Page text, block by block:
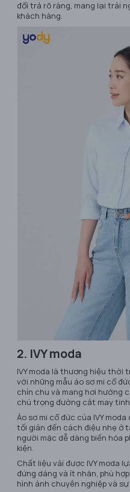
đổi trả rõ ràng, mang lại trải
khách hàng.
2. IVY moda
IVY moda là thương hiệu thời
với những mẫu áo sơ mi cổ
chỉn chu và mang hơi hướng
chú trọng đường cắt may
Áo sơ mi cổ đức của IVY
tối giản đến cách điệu nhẹ ở
người mặc dễ dàng biến hóa
kiện.
Chất liệu vải được IVY moda
đứng dáng và ít nhăn, phù
hình ảnh chuyên nghiệp và